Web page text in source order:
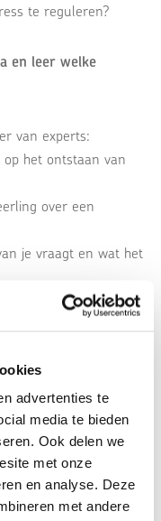
advertenties te
media te bieden
Ook delen we
met onze
en analyse. Deze
met andere
te reguleren?
en leer welke
van experts:
het ontstaan van
over een
je vraagt en wat het